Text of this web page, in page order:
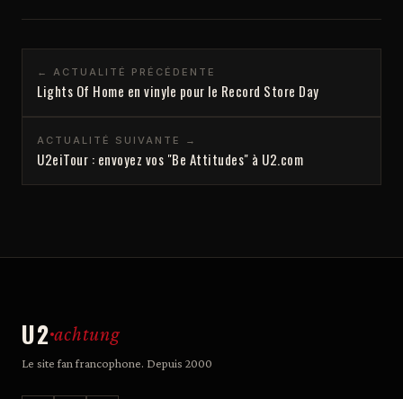
← ACTUALITÉ PRÉCÉDENTE
Lights Of Home en vinyle pour le Record Store Day
ACTUALITÉ SUIVANTE →
U2eiTour : envoyez vos "Be Attitudes" à U2.com
U2 achtung
Le site fan francophone. Depuis 2000